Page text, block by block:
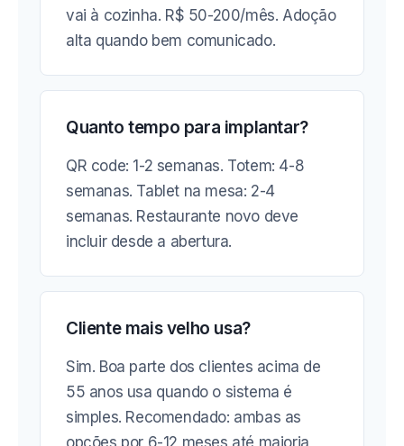
vai à cozinha. R$ 50-200/mês. Adoção
alta quando bem comunicado.
Quanto tempo para implantar?
QR code: 1-2 semanas. Totem: 4-8
semanas. Tablet na mesa: 2-4
semanas. Restaurante novo deve
incluir desde a abertura.
Cliente mais velho usa?
Sim. Boa parte dos clientes acima de
55 anos usa quando o sistema é
simples. Recomendado: ambas as
opções por 6-12 meses até maioria